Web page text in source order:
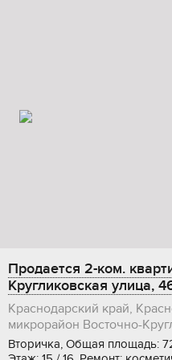
Продается 2-ком.
Кругликовская улица,
Краснодарский край,
микрорайон Восточно-
Вторичка, Общая площадь: